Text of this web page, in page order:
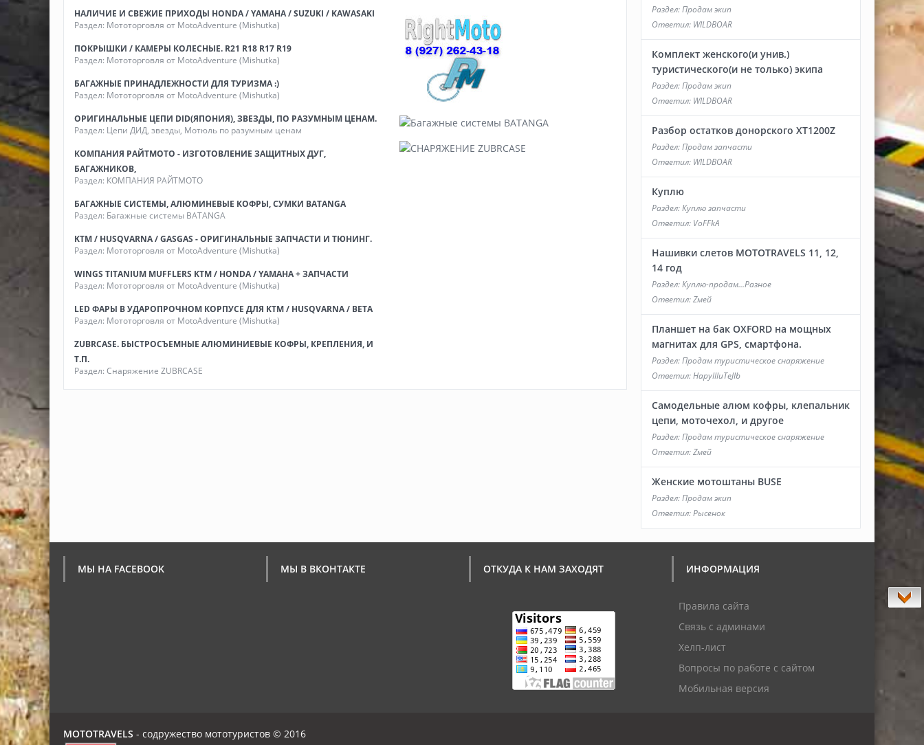
НАЛИЧИЕ И СВЕЖИЕ ПРИХОДЫ HONDA / YAMAHA / SUZUKI / KAWASAKI
Раздел: Мототорговля от MotoAdventure (Mishutka)
ПОКРЫШКИ / КАМЕРЫ КОЛЕСНЫЕ. R21 R18 R17 R19
Раздел: Мототорговля от MotoAdventure (Mishutka)
БАГАЖНЫЕ ПРИНАДЛЕЖНОСТИ ДЛЯ ТУРИЗМА :)
Раздел: Мототорговля от MotoAdventure (Mishutka)
ОРИГИНАЛЬНЫЕ ЦЕПИ DID(ЯПОНИЯ), ЗВЕЗДЫ, ПО РАЗУМНЫМ ЦЕНАМ.
Раздел: Цепи ДИД, звезды, Мотюль по разумным ценам
КОМПАНИЯ РАЙТМОТО - ИЗГОТОВЛЕНИЕ ЗАЩИТНЫХ ДУГ,
БАГАЖНИКОВ,
Раздел: КОМПАНИЯ РАЙТМОТО
БАГАЖНЫЕ СИСТЕМЫ, АЛЮМИНЕВЫЕ КОФРЫ, СУМКИ BATANGA
Раздел: Багажные системы BATANGA
KTM / HUSQVARNA / GASGAS - ОРИГИНАЛЬНЫЕ ЗАПЧАСТИ И ТЮНИНГ.
Раздел: Мототорговля от MotoAdventure (Mishutka)
WINGS TITANIUM MUFFLERS KTM / HONDA / YAMAHA + ЗАПЧАСТИ
Раздел: Мототорговля от MotoAdventure (Mishutka)
LED ФАРЫ В УДАРОПРОЧНОМ КОРПУСЕ ДЛЯ KTM / HUSQVARNA / BETA
Раздел: Мототорговля от MotoAdventure (Mishutka)
ZUBRCASE. БЫСТРОСЪЕМНЫЕ АЛЮМИНИЕВЫЕ КОФРЫ, КРЕПЛЕНИЯ, И
Т.П.
Раздел: Снаряжение ZUBRCASE
Раздел:Продам экип
Ответил: WILDBOAR
Комплект женского(и унив.)
туристического(и не только) экипа
Раздел:Продам экип
Ответил: WILDBOAR
Разбор остатков донорского XT1200Z
Раздел:Продам запчасти
Ответил: WILDBOAR
Куплю
Раздел:Куплю запчасти
Ответил: VoFFkA
Нашивки слетов MOTOTRAVELS 11, 12,
14 год
Раздел:Куплю-продам...Разное
Ответил:Zмей
Планшет на бак OXFORD на мощных
магнитах для GPS, смартфона.
Раздел:Продам туристическое снаряжение
Ответил:HapyIIIuTeJIb
Самодельные алюм кофры, клепальник
цепи, моточехол, и другое
Раздел:Продам туристическое снаряжение
Ответил:Zмей
Женские мотоштаны BUSE
Раздел:Продам экип
Ответил:Рысенок
МЫ НА FACEBOOK МЫ В ВКОНТАКТЕ ОТКУДА К НАМ ЗАХОДЯТ ИНФОРМАЦИЯ
Правила сайта
Связь с админами
Хелп-лист
Вопросы по работе с сайтом
Мобильная версия
MOTOTRAVELS - содружество мототуристов © 2016